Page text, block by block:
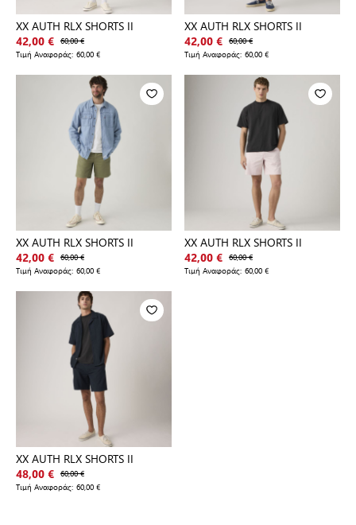
XX AUTH RLX SHORTS II
42,00 € 60,00 €
Τιμή Αναφοράς: 60,00 €
XX AUTH RLX SHORTS II
42,00 € 60,00 €
Τιμή Αναφοράς: 60,00 €
XX AUTH RLX SHORTS II
42,00 € 60,00 €
Τιμή Αναφοράς: 60,00 €
XX AUTH RLX SHORTS II
42,00 € 60,00 €
Τιμή Αναφοράς: 60,00 €
XX AUTH RLX SHORTS II
48,00 € 60,00 €
Τιμή Αναφοράς: 60,00 €